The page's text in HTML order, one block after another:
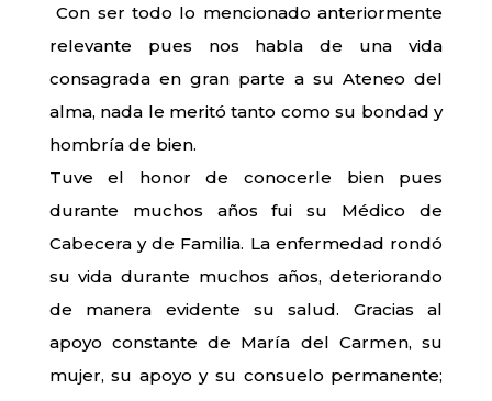
Con ser todo lo mencionado anteriormente
relevante pues nos habla de una vida
consagrada en gran parte a su Ateneo del
alma, nada le meritó tanto como su bondad y
hombría de bien.
Tuve el honor de conocerle bien pues
durante muchos años fui su Médico de
Cabecera y de Familia. La enfermedad rondó
su vida durante muchos años, deteriorando
de manera evidente su salud. Gracias al
apoyo constante de María del Carmen, su
mujer, su apoyo y su consuelo permanente;